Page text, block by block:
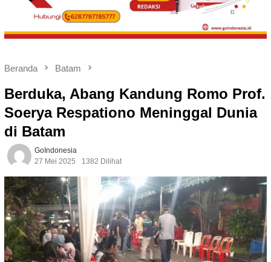
Beranda Batam
Berduka, Abang Kandung Romo Prof.
Soerya Respationo Meninggal Dunia
di Batam
GoIndonesia
27 Mei 2025
1382 Dilihat